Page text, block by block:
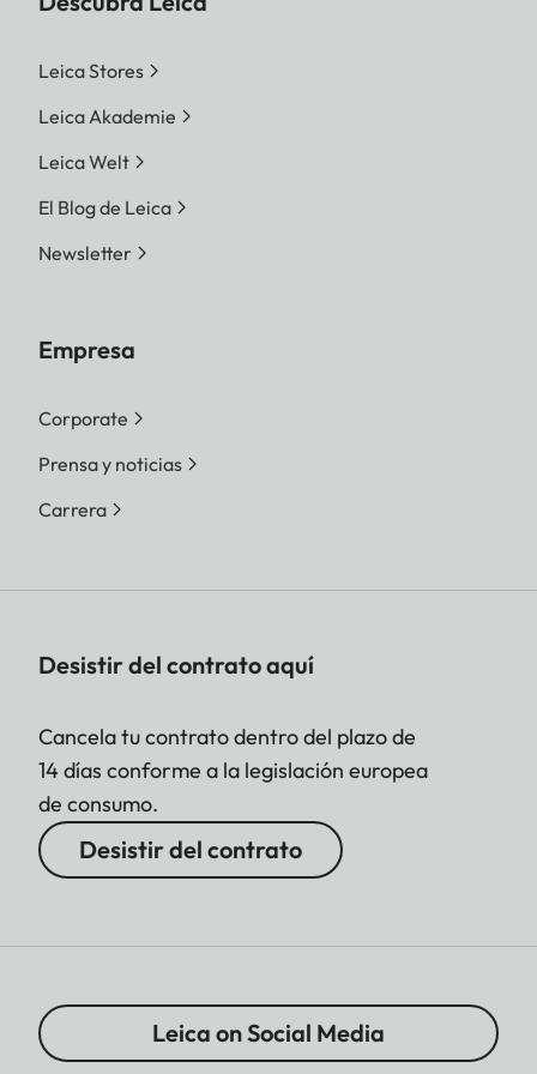
Leica Stores
Leica Akademie
Leica Welt
El Blog de Leica
Newsletter
Empresa
Corporate
Prensa y noticias
Carrera
Desistir del contrato aquí
Cancela tu contrato dentro del plazo de
14 días conforme a la legislación europea
de consumo.
Desistir del contrato
Leica on Social Media